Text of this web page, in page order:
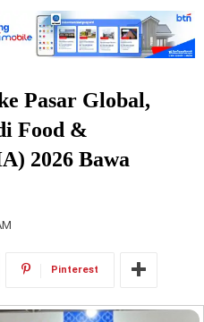
Pasar Global,
Food &
2026 Bawa
Pinterest